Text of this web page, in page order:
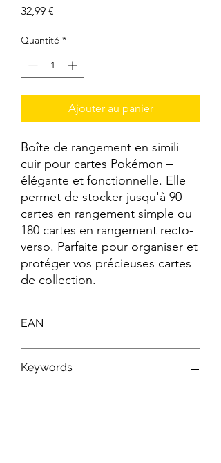
32,99 €
Quantité *
Ajouter au panier
Boîte de rangement en simili
cuir pour cartes Pokémon –
élégante et fonctionnelle. Elle
permet de stocker jusqu'à 90
cartes en rangement simple ou
180 cartes en rangement recto-
verso. Parfaite pour organiser et
protéger vos précieuses cartes
de collection.
EAN
Keywords